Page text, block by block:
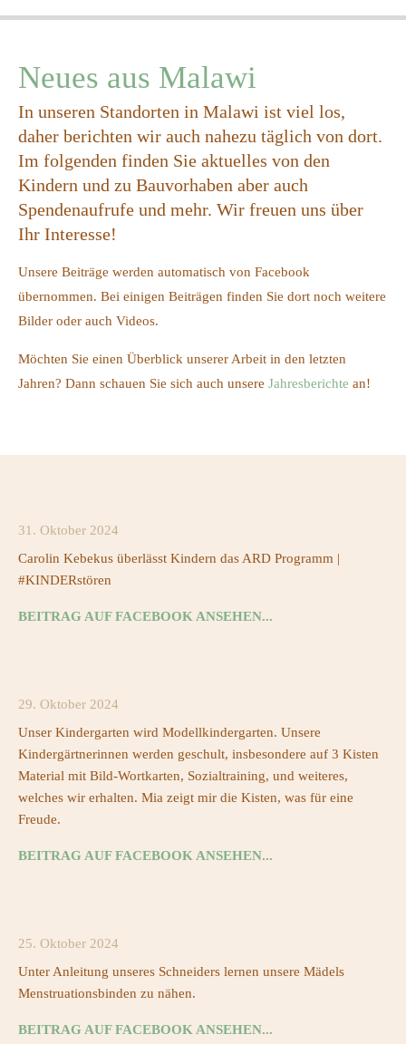
Neues aus Malawi
In unseren Standorten in Malawi ist viel los,
daher berichten wir auch nahezu täglich von dort.
Im folgenden finden Sie aktuelles von den
Kindern und zu Bauvorhaben aber auch
Spendenaufrufe und mehr. Wir freuen uns über
Ihr Interesse!
Unsere Beiträge werden automatisch von Facebook
übernommen. Bei einigen Beiträgen finden Sie dort noch weitere
Bilder oder auch Videos.
Möchten Sie einen Überblick unserer Arbeit in den letzten
Jahren? Dann schauen Sie sich auch unsere Jahresberichte an!
31. Oktober 2024
Carolin Kebekus überlässt Kindern das ARD Programm |
#KINDERstören
BEITRAG AUF FACEBOOK ANSEHEN...
29. Oktober 2024
Unser Kindergarten wird Modellkindergarten. Unsere
Kindergärtnerinnen werden geschult, insbesondere auf 3 Kisten
Material mit Bild-Wortkarten, Sozialtraining, und weiteres,
welches wir erhalten. Mia zeigt mir die Kisten, was für eine
Freude.
BEITRAG AUF FACEBOOK ANSEHEN...
25. Oktober 2024
Unter Anleitung unseres Schneiders lernen unsere Mädels
Menstruationsbinden zu nähen.
BEITRAG AUF FACEBOOK ANSEHEN...